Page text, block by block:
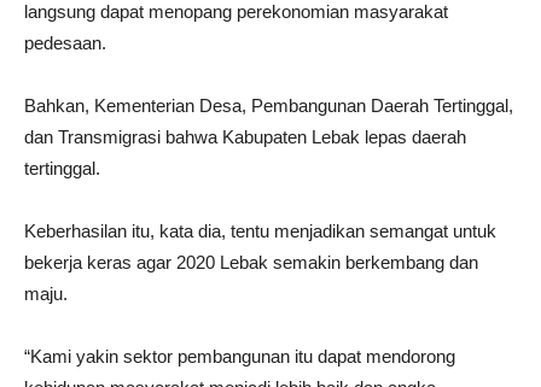
langsung dapat menopang perekonomian masyarakat
pedesaan.
Bahkan, Kementerian Desa, Pembangunan Daerah Tertinggal,
dan Transmigrasi bahwa Kabupaten Lebak lepas daerah
tertinggal.
Keberhasilan itu, kata dia, tentu menjadikan semangat untuk
bekerja keras agar 2020 Lebak semakin berkembang dan
maju.
“Kami yakin sektor pembangunan itu dapat mendorong